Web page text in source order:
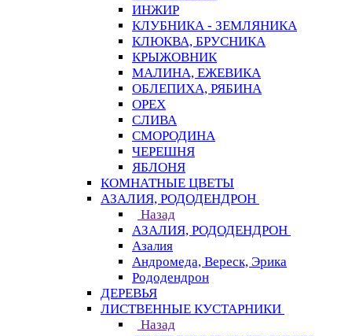
ИНЖИР
КЛУБНИКА - ЗЕМЛЯНИКА
КЛЮКВА, БРУСНИКА
КРЫЖОВНИК
МАЛИНА, ЕЖЕВИКА
ОБЛЕПИХА, РЯБИНА
ОРЕХ
СЛИВА
СМОРОДИНА
ЧЕРЕШНЯ
ЯБЛОНЯ
КОМНАТНЫЕ ЦВЕТЫ
АЗАЛИЯ, РОДОДЕНДРОН
Назад
АЗАЛИЯ, РОДОДЕНДРОН
Азалия
Андромеда, Вереск, Эрика
Рододендрон
ДЕРЕВЬЯ
ЛИСТВЕННЫЕ КУСТАРНИКИ
Назад